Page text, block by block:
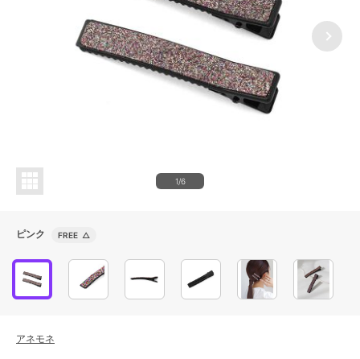
1/6
ピンク FREE △
アネモネ